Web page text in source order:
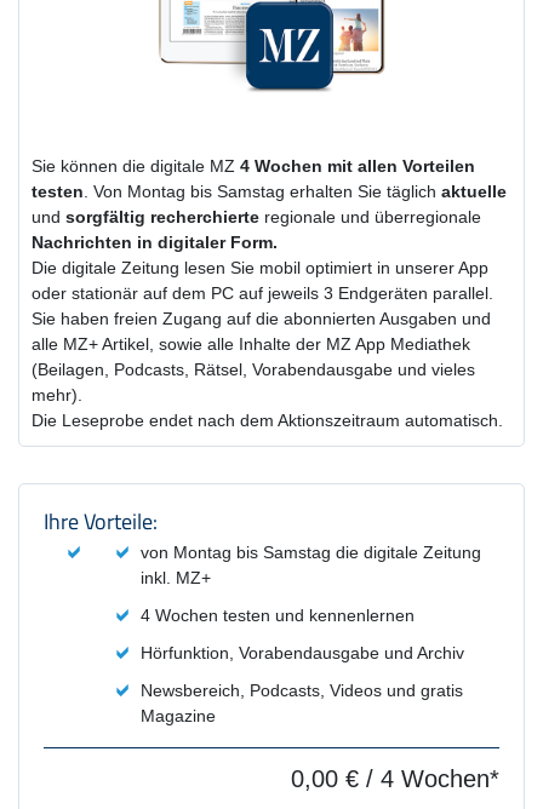
Sie können die digitale MZ 4 Wochen mit allen Vorteilen
testen. Von Montag bis Samstag erhalten Sie täglich aktuelle
und sorgfältig recherchierte regionale und überregionale
Nachrichten in digitaler Form.
Die digitale Zeitung lesen Sie mobil optimiert in unserer App
oder stationär auf dem PC auf jeweils 3 Endgeräten parallel.
Sie haben freien Zugang auf die abonnierten Ausgaben und
alle MZ+ Artikel, sowie alle Inhalte der MZ App Mediathek
(Beilagen, Podcasts, Rätsel, Vorabendausgabe und vieles
mehr).
Die Leseprobe endet nach dem Aktionszeitraum automatisch.
Produktzusammenfassung und
Ihre Vorteile:
von Montag bis Samstag die digitale Zeitung
inkl. MZ+
4 Wochen testen und kennenlernen
Hörfunktion, Vorabendausgabe und Archiv
Newsbereich, Podcasts, Videos und gratis
Magazine
0,00 € / 4 Wochen*